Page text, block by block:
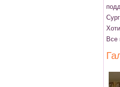
Все